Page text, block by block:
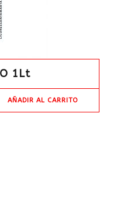
1Lt
AÑADIR AL CARRITO